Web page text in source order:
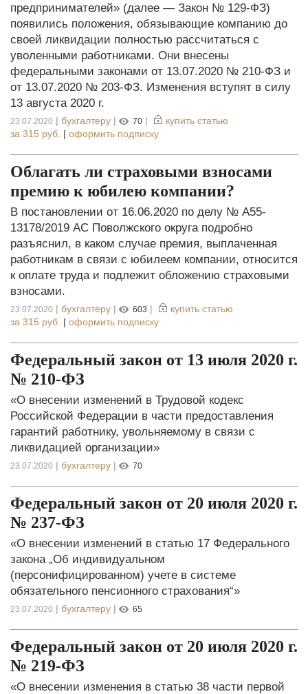
предпринимателей» (далее — Закон № 129-ФЗ)
появились положения, обязывающие компанию до
своей ликвидации полностью рассчитаться с
уволенными работниками. Они внесены
федеральными законами от 13.07.2020 № 210-ФЗ и
от 13.07.2020 № 203-ФЗ. Изменения вступят в силу
13 августа 2020 г.
23.07.2020 | бухгалтеру | 70 |
купить статью
за 315 руб. | оформить подписку
Облагать ли страховыми взносами
премию к юбилею компании?
В постановлении от 16.06.2020 по делу № А55-
13178/2019 АС Поволжского округа подробно
разъяснил, в каком случае премия, выплаченная
работникам в связи с юбилеем компании, относится
к оплате труда и подлежит обложению страховыми
взносами.
23.07.2020 | бухгалтеру | 603 |
купить статью
за 315 руб. | оформить подписку
Федеральный закон от 13 июля 2020 г.
№ 210-ФЗ
«О внесении изменений в Трудовой кодекс
Российской Федерации в части предоставления
гарантий работнику, увольняемому в связи с
ликвидацией организации»
23.07.2020 | бухгалтеру | 70
Федеральный закон от 20 июля 2020 г.
№ 237-ФЗ
«О внесении изменений в статью 17 Федерального
закона „Об индивидуальном
(персонифицированном) учете в системе
обязательного пенсионного страхования“»
23.07.2020 | бухгалтеру | 65
Федеральный закон от 20 июля 2020 г.
№ 219-ФЗ
«О внесении изменения в статью 38 части первой